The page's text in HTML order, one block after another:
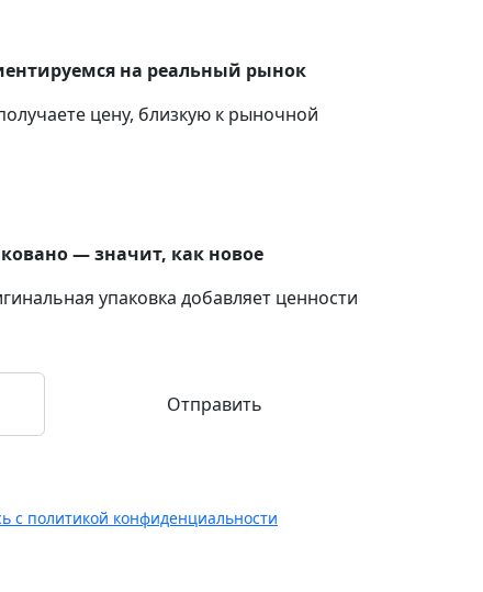
на реальный рынок
цену, близкую к рыночной
— значит, как новое
упаковка добавляет ценности
Отправить
с политикой конфиденциальности